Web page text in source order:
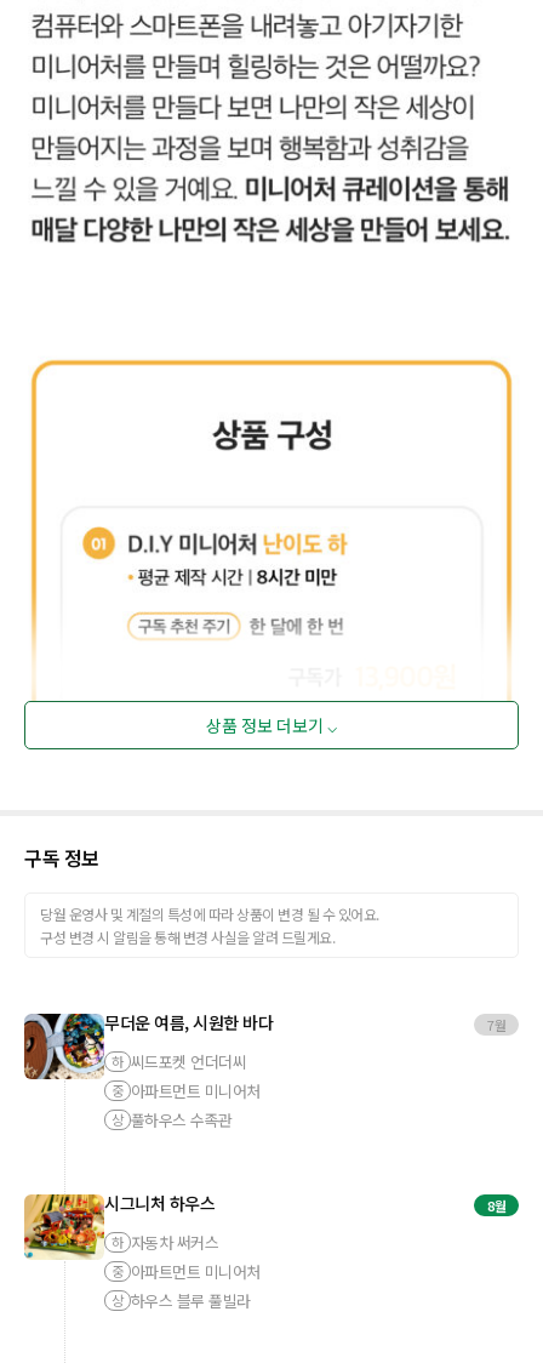
상품 정보 더보기 ⌵
구독 정보
당월 운영사 및 계절의 특성에 따라 상품이 변경 될 수 있어요.
구성 변경 시 알림을 통해 변경 사실을 알려 드릴게요.
무더운 여름, 시원한 바다
하 씨드포켓 언더더씨
중 아파트먼트 미니어처
상 풀하우스 수족관
7월
시그니처 하우스
하 자동차 써커스
중 아파트먼트 미니어처
상 하우스 블루 풀빌라
8월